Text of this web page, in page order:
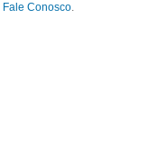
Fale Conosco.